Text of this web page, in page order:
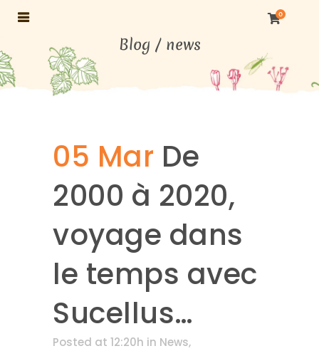
0
05 Mar De
2000 à 2020,
voyage dans
le temps avec
Sucellus…
Posted at 12:20h in News,